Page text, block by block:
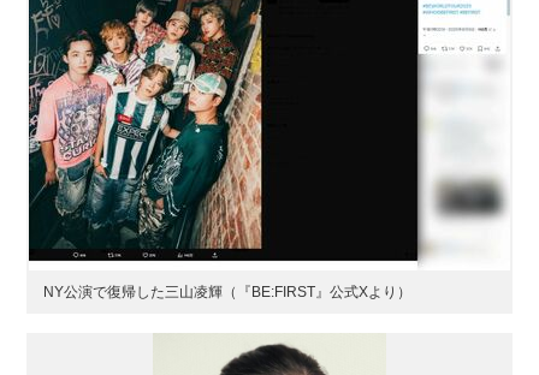
NY公演で復帰した三山凌輝（『BE:FIRST』公式Xより）